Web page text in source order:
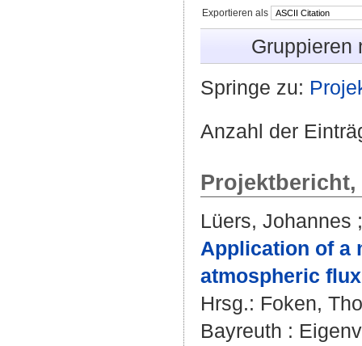
Exportieren als
Gruppieren
Springe zu:
Anzahl der
Lüers, Johannes
Application of a
atmospheric
Hrsg.: Foken,
Bayreuth :